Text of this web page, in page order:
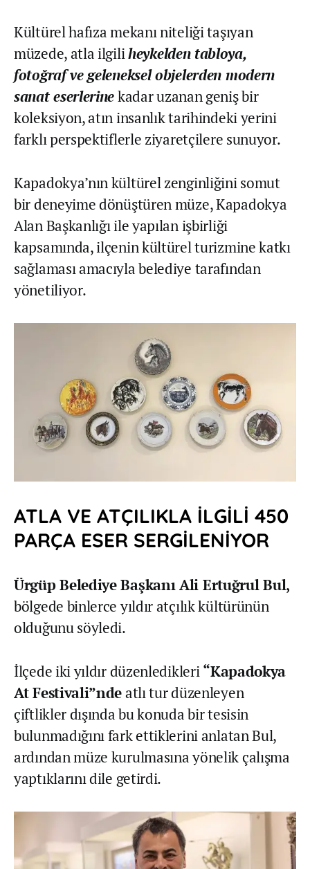
Kültürel hafıza mekanı niteliği taşıyan
müzede, atla ilgiliheykelden tabloya,
fotoğraf ve geleneksel objelerden modern
sanat eserlerinekadar uzanan geniş bir
koleksiyon, atın insanlık tarihindeki yerini
farklı perspektiflerle ziyaretçilere sunuyor.
Kapadokya’nın kültürel zenginliğini somut
bir deneyime dönüştüren müze, Kapadokya
Alan Başkanlığı ile yapılan işbirliği
kapsamında, ilçenin kültürel turizmine katkı
sağlaması amacıyla belediye tarafından
yönetiliyor.
ATLA VE ATÇILIKLA İLGİLİ 450
PARÇA ESER SERGİLENİYOR
Ürgüp Belediye Başkanı Ali Ertuğrul Bul,
bölgede binlerce yıldır atçılık kültürünün
olduğunu söyledi.
İlçede iki yıldır düzenledikleri“Kapadokya
At Festivali”ndeatlı tur düzenleyen
çiftlikler dışında bu konuda bir tesisin
bulunmadığını fark ettiklerini anlatan Bul,
ardından müze kurulmasına yönelik çalışma
yaptıklarını dile getirdi.